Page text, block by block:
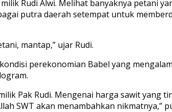
Rudi Alwi. Melihat banyaknya petani
putra daerah setempat untuk
mantap,” ujar Rudi.
perekonomian Babel yang
Pak Rudi. Mengenai harga sawit yang
SWT akan menambahkan nikmatnya,”